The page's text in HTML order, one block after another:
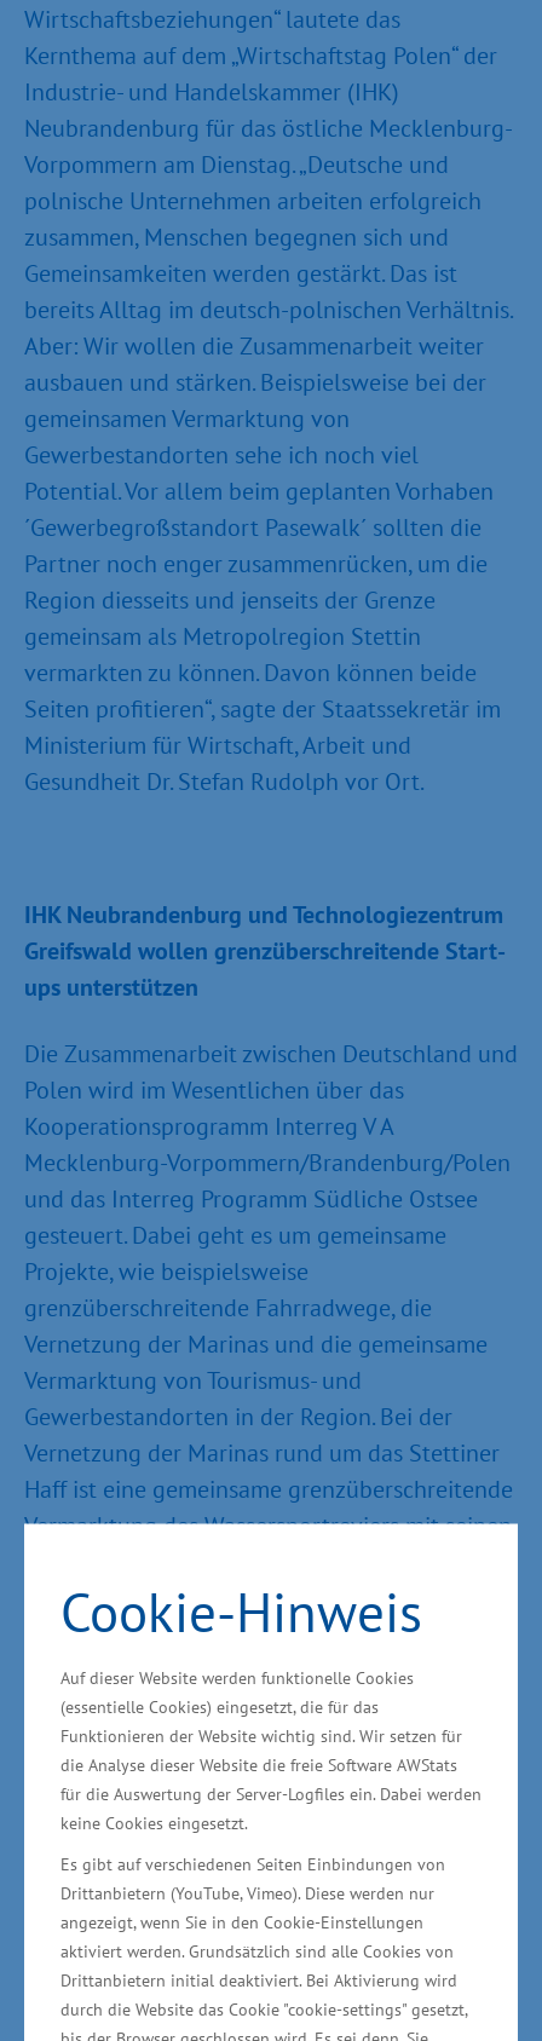
Cookie-Hinweis
Auf dieser Website werden funktionelle Cookies
(essentielle Cookies) eingesetzt, die für das
Funktionieren der Website wichtig sind. Wir setzen für
die Analyse dieser Website die freie Software AWStats
für die Auswertung der Server-Logfiles ein. Dabei werden
keine Cookies eingesetzt.
Es gibt auf verschiedenen Seiten Einbindungen von
Drittanbietern (YouTube, Vimeo). Diese werden nur
angezeigt, wenn Sie in den Cookie-Einstellungen
aktiviert werden. Grundsätzlich sind alle Cookies von
Drittanbietern initial deaktiviert. Bei Aktivierung wird
durch die Website das Cookie "cookie-settings" gesetzt,
Wirtschaftsbeziehungen“ lautete das
Kernthema auf dem „Wirtschaftstag Polen“ der
Industrie- und Handelskammer (IHK)
Neubrandenburg für das östliche Mecklenburg-
Vorpommern am Dienstag. „Deutsche und
polnische Unternehmen arbeiten erfolgreich
zusammen, Menschen begegnen sich und
Gemeinsamkeiten werden gestärkt. Das ist
bereits Alltag im deutsch-polnischen Verhältnis.
Aber: Wir wollen die Zusammenarbeit weiter
ausbauen und stärken. Beispielsweise bei der
gemeinsamen Vermarktung von
Gewerbestandorten sehe ich noch viel
Potential. Vor allem beim geplanten Vorhaben
´Gewerbegroßstandort Pasewalk´ sollten die
Partner noch enger zusammenrücken, um die
Region diesseits und jenseits der Grenze
gemeinsam als Metropolregion Stettin
vermarkten zu können. Davon können beide
Seiten profitieren“, sagte der Staatssekretär im
Ministerium für Wirtschaft, Arbeit und
Gesundheit Dr. Stefan Rudolph vor Ort.
IHK Neubrandenburg und Technologiezentrum
Greifswald wollen grenzüberschreitende Start-
ups unterstützen
Die Zusammenarbeit zwischen Deutschland und
Polen wird im Wesentlichen über das
Kooperationsprogramm Interreg V A
Mecklenburg-Vorpommern/Brandenburg/Polen
und das Interreg Programm Südliche Ostsee
gesteuert. Dabei geht es um gemeinsame
Projekte, wie beispielsweise
grenzüberschreitende Fahrradwege, die
Vernetzung der Marinas und die gemeinsame
Vermarktung von Tourismus- und
Gewerbestandorten in der Region. Bei der
Vernetzung der Marinas rund um das Stettiner
Haff ist eine gemeinsame grenzüberschreitende
Vermarktung des Wassersportreviers mit seinen
und Polen geplant, um neue wassertouristische
Zielgruppen und Märkte im südlichen
Ostseeraum zu erschließen. An dem Vorhaben
nehmen 14 Projektpartner teil, einer aus
Dänemark, vier aus Deutschland, sieben aus
Polen und zwei aus Litauen. Die IHK
Neubrandenburg prüft derzeit, gemeinsam mit
dem Technologiezentrum Greifswald die
Etablierung einer grenz-überschreitenden
Start-up-Förderung für deutsch-polnische
Projekte einzuführen. „Start-ups sind wichtige
Impulsgeber für die Wirtschaft. Neue, auch
ungewöhnliche Ideen werden entwickelt und